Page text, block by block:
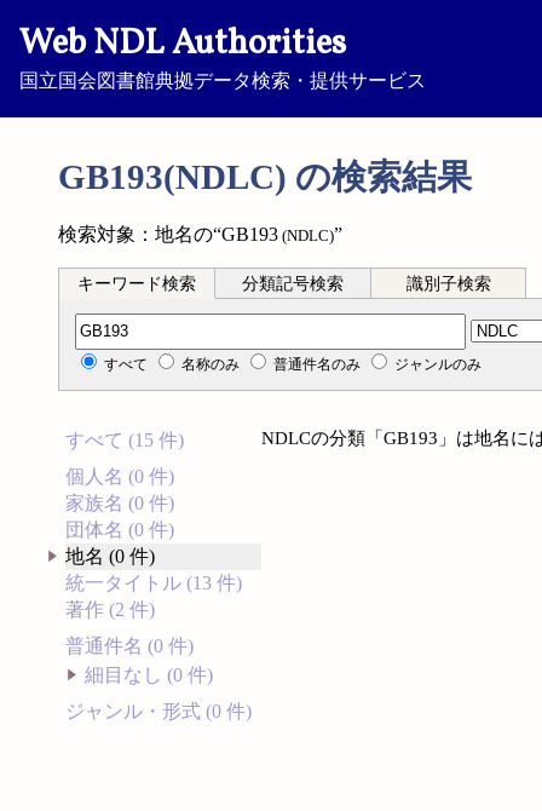
Web NDL Authorities
国立国会図書館典拠データ検索・提供サービス
GB193(NDLC) の検索結果
検索対象：地名の“GB193 (NDLC)”
キーワード検索 分類記号検索 識別子検索
分類記号検索
すべて 名称のみ 普通件名のみ ジャンルのみ
すべて (15 件)
個人名 (0 件)
家族名 (0 件)
団体名 (0 件)
地名 (0 件)
統一タイトル (13 件)
著作 (2 件)
普通件名 (0 件)
細目なし (0 件)
ジャンル・形式 (0 件)
NDLCの分類「GB193」は地名に